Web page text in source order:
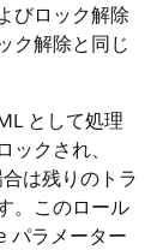
びロック解除
ク解除と同じ
として処理
クされ、
は残りのトラ
。このロール
パラメーター